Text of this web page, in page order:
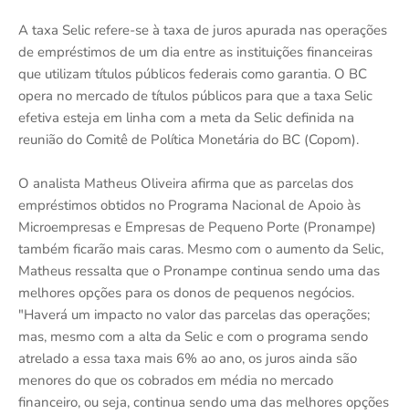
A taxa Selic refere-se à taxa de juros apurada nas operações
de empréstimos de um dia entre as instituições financeiras
que utilizam títulos públicos federais como garantia. O BC
opera no mercado de títulos públicos para que a taxa Selic
efetiva esteja em linha com a meta da Selic definida na
reunião do Comitê de Política Monetária do BC (Copom).
O analista Matheus Oliveira afirma que as parcelas dos
empréstimos obtidos no Programa Nacional de Apoio às
Microempresas e Empresas de Pequeno Porte (Pronampe)
também ficarão mais caras. Mesmo com o aumento da Selic,
Matheus ressalta que o Pronampe continua sendo uma das
melhores opções para os donos de pequenos negócios.
"Haverá um impacto no valor das parcelas das operações;
mas, mesmo com a alta da Selic e com o programa sendo
atrelado a essa taxa mais 6% ao ano, os juros ainda são
menores do que os cobrados em média no mercado
financeiro, ou seja, continua sendo uma das melhores opções